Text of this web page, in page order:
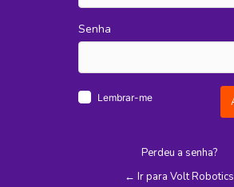
Senha
Lembrar-me
Perdeu a senha?
← Ir para Volt Robotics